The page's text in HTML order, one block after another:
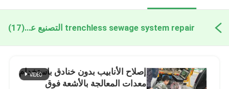
trenchless sewage system repair التصنيع عبر الإنترنت(17)
إصلاح الأنابيب بدون خنادق باستخدام
معدات المعالجة بالأشعة فوق